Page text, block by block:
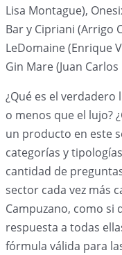
Lisa Montague),
Bar y Cipriani (Arrigo
LeDomaine (Enrique
Gin Mare (Juan
¿Qué es el verdadero
o menos que el lujo?
un producto en este
categorías y
cantidad de
sector cada vez más
Campuzano, como si
respuesta a todas
fórmula válida para